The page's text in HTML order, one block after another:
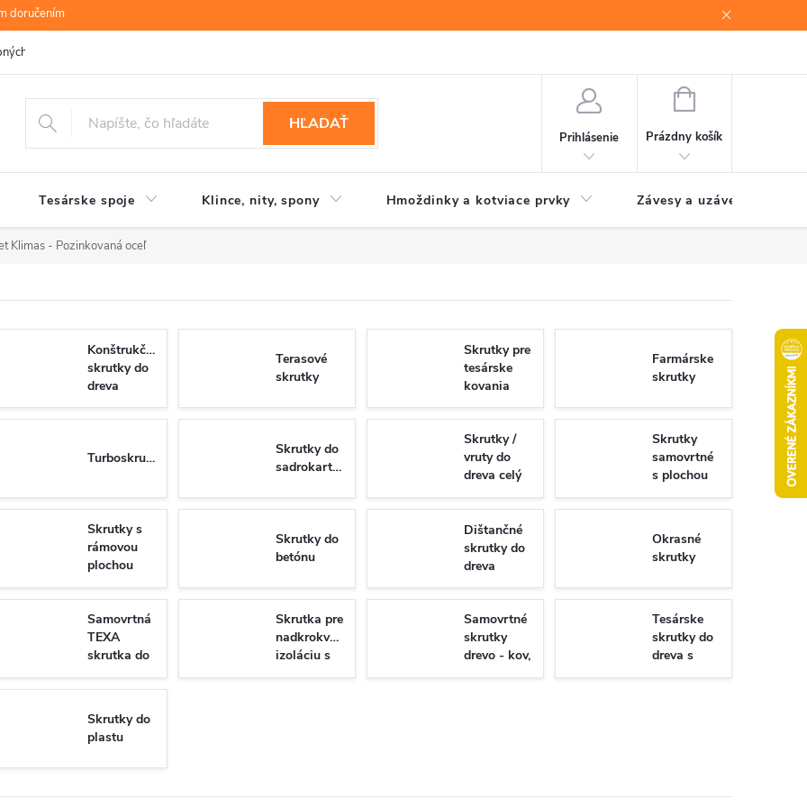
doručením
údajov
HĽADAŤ
Prihlásenie
NÁKUPNÝ
Prázdny košík
Tesárske spoje Klince, nity, spony Hmoždinky a kotviace prvky Závesy a uzávery brán
Klimas - Pozinkovaná oceľ
Konštrukčné
skrutky do
dreva
Terasové
skrutky
Skrutky pre
tesárske
kovania
Farmárske
skrutky
Turboskrutky
Skrutky do
sadrokartónu
Skrutky /
vruty do
dreva celý
závit
Torx/PZ
Skrutky
samovrtné
s plochou
hlavou -
univerzálne
Skrutky s
rámovou
plochou
hlavou do
dreva
Skrutky do
betónu
Dištančné
skrutky do
dreva
Okrasné
skrutky
Samovrtná
TEXA
skrutka do
plechu so
6-hrannou
7504K/N
Skrutka pre
nadkrokvovu
izoláciu s
tanierovou
Samovrtné
skrutky
drevo - kov,
WSDST
Tesárske
skrutky do
dreva s
plným
Skrutky do
plastu